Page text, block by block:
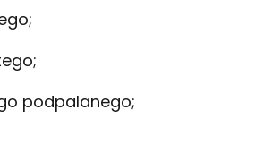
podpalanego;